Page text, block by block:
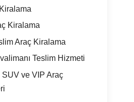
Kiralama
Araç Kiralama
Teslim Hizmeti
SUV ve VIP Araç